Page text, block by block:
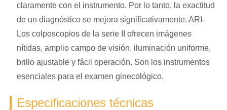
claramente con el instrumento. Por lo tanto, la exactitud
de un diagnóstico se mejora significativamente. ARI-
Los colposcopios de la serie II ofrecen imágenes
nítidas, amplio campo de visión, iluminación uniforme,
brillo ajustable y fácil operación. Son los instrumentos
esenciales para el examen ginecológico.
Especificaciones técnicas